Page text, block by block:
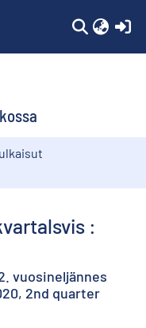
:
vuosineljännes
2nd quarter